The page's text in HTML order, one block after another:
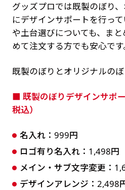
グッズプロでは既製のぼり
にデザインサポートを行っ
や土台選びについても、ま
めて注文する方でも安心です
既製のぼりとオリジナルの
■ 既製のぼりデザインサポ
税込）
名入れ：999円
ロゴ有り名入れ：1,498円
メイン・サブ文字変更：
デザインアレンジ：2,498